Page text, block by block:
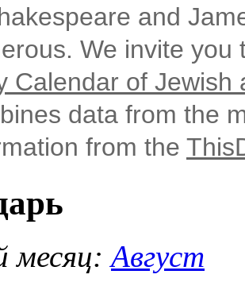
and
We invite
Calendar of Jewish
data from the
from the
месяц: Август